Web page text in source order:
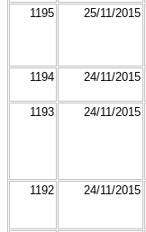
1195 25/11/2015
1194 24/11/2015
1193 24/11/2015
1192 24/11/2015